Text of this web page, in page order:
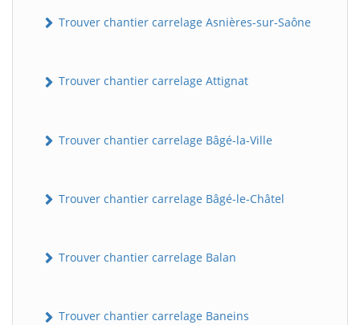
Trouver chantier carrelage Asnières-sur-Saône
Trouver chantier carrelage Attignat
Trouver chantier carrelage Bâgé-la-Ville
Trouver chantier carrelage Bâgé-le-Châtel
Trouver chantier carrelage Balan
Trouver chantier carrelage Baneins